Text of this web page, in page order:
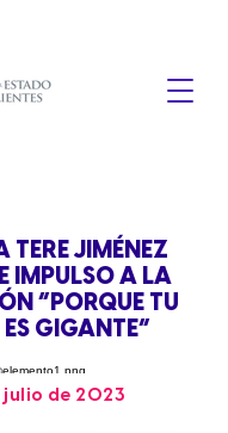
TERE JIMÉNEZ
IMPULSO A LA
“PORQUE TU
ES GIGANTE”
julio de 2023